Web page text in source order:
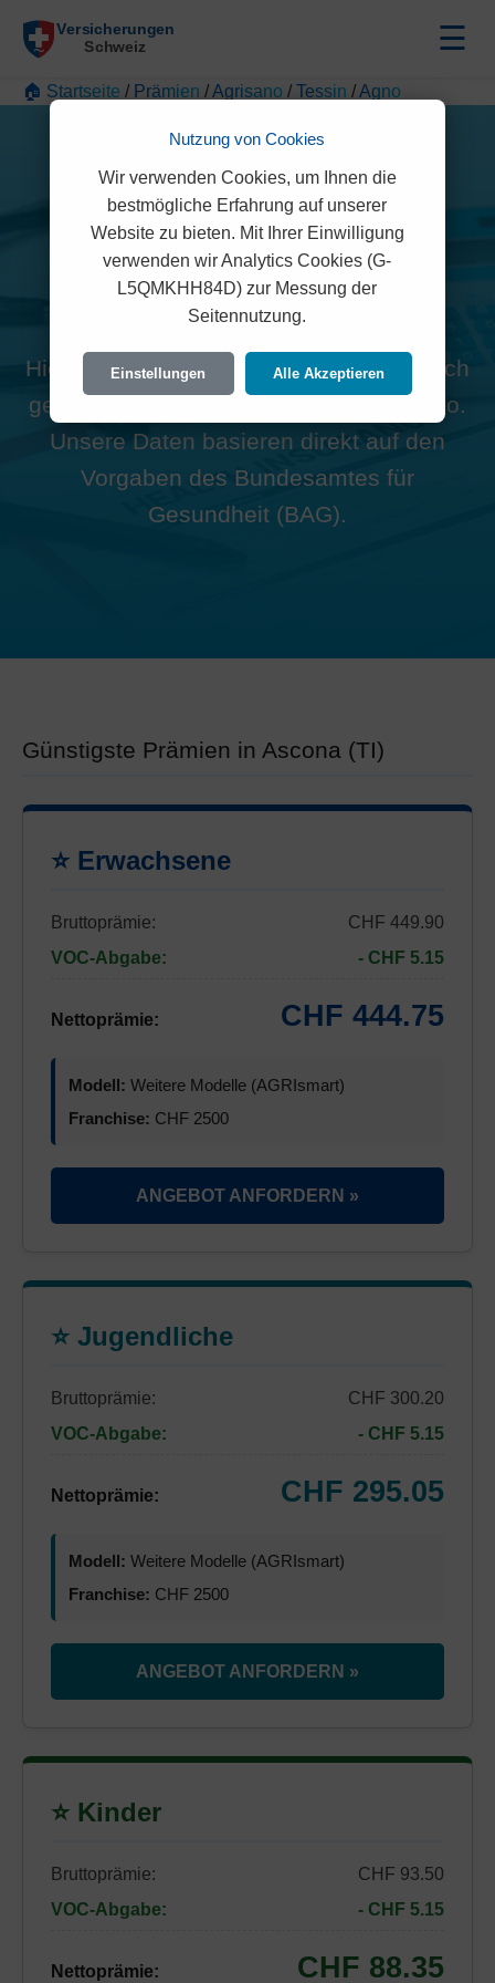
☰
🏠 Startseite / Prämien /Agrisano / Tessin /Agno
Alle Agrisano Prämien in
Agno (6982)
Hier finden Sie die offiziellen und rechtlich
geprüften Prämien der Agrisano für Agno.
Unsere Daten basieren direkt auf den
Vorgaben des Bundesamtes für
Gesundheit (BAG).
Günstigste Prämien in Ascona (TI)
⭐ Erwachsene
Bruttoprämie:
CHF 449.90
VOC-Abgabe:
- CHF 5.15
Nettoprämie: CHF 444.75
Modell: Weitere Modelle (AGRIsmart)
Franchise: CHF 2500
ANGEBOT ANFORDERN »
⭐ Jugendliche
Bruttoprämie:
CHF 300.20
VOC-Abgabe:
- CHF 5.15
Nettoprämie: CHF 295.05
Modell: Weitere Modelle (AGRIsmart)
Franchise: CHF 2500
ANGEBOT ANFORDERN »
⭐ Kinder
Bruttoprämie:
CHF 93.50
VOC-Abgabe:
- CHF 5.15
Nettoprämie: CHF 88.35
Nutzung von Cookies
Wir verwenden Cookies, um Ihnen die
bestmögliche Erfahrung auf unserer
Website zu bieten. Mit Ihrer Einwilligung
verwenden wir Analytics Cookies (G-
L5QMKHH84D) zur Messung der
Seitennutzung.
Einstellungen Alle Akzeptieren